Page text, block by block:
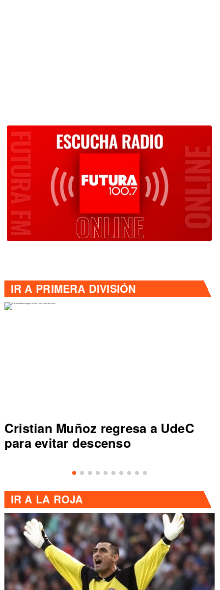
IR A PRIMERA DIVISIÓN
Cristian Muñoz regresa a UdeC
para evitar descenso
IR A LA ROJA